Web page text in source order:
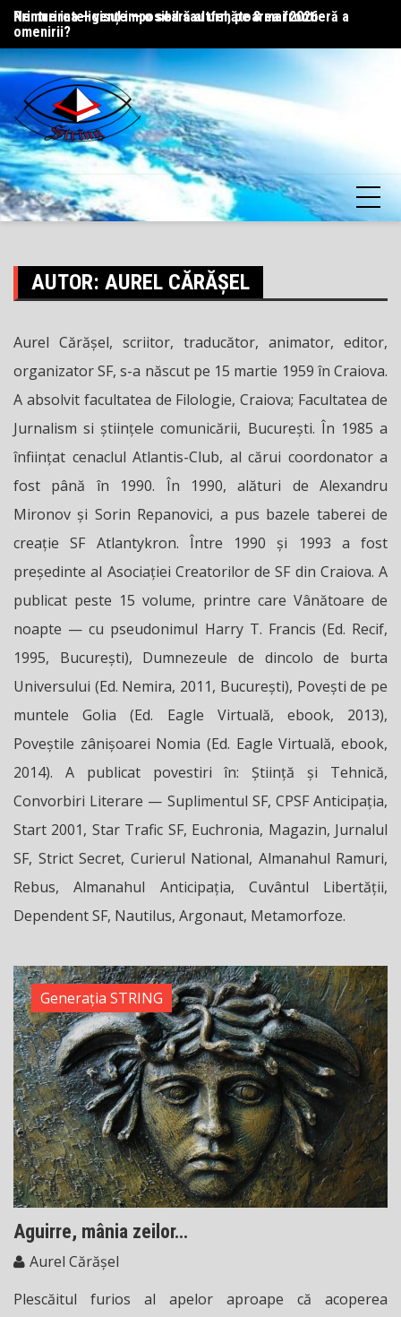
Skip
content
Nemurirea – visul imposibil sau următoarea frontieră a
omenirii?
Printre inteligențe — o seară altfel, pe 8 mai 2026
AUTOR: AUREL CĂRĂȘEL
Aurel Cărășel, scriitor, traducător, animator, editor,
organizator SF, s-a născut pe 15 martie 1959 în Craiova.
A absolvit facultatea de Filologie, Craiova; Facultatea de
Jurnalism si științele comunicării, București. În 1985 a
înființat cenaclul Atlantis-Club, al cărui coordonator a
fost până în 1990. În 1990, alături de Alexandru
Mironov și Sorin Repanovici, a pus bazele taberei de
creație SF Atlantykron. Între 1990 și 1993 a fost
președinte al Asociației Creatorilor de SF din Craiova. A
publicat peste 15 volume, printre care Vânătoare de
noapte — cu pseudonimul Harry T. Francis (Ed. Recif,
1995, București), Dumnezeule de dincolo de burta
Universului (Ed. Nemira, 2011, București), Povești de pe
muntele Golia (Ed. Eagle Virtuală, ebook, 2013),
Poveștile zânișoarei Nomia (Ed. Eagle Virtuală, ebook,
2014). A publicat povestiri în: Știință și Tehnică,
Convorbiri Literare — Suplimentul SF, CPSF Anticipația,
Start 2001, Star Trafic SF, Euchronia, Magazin, Jurnalul
SF, Strict Secret, Curierul National, Almanahul Ramuri,
Rebus, Almanahul Anticipația, Cuvântul Libertății,
Dependent SF, Nautilus, Argonaut, Metamorfoze.
Generația STRING
Aguirre, mânia zeilor…
Aurel Cărășel
Plescăitul furios al apelor aproape că acoperea